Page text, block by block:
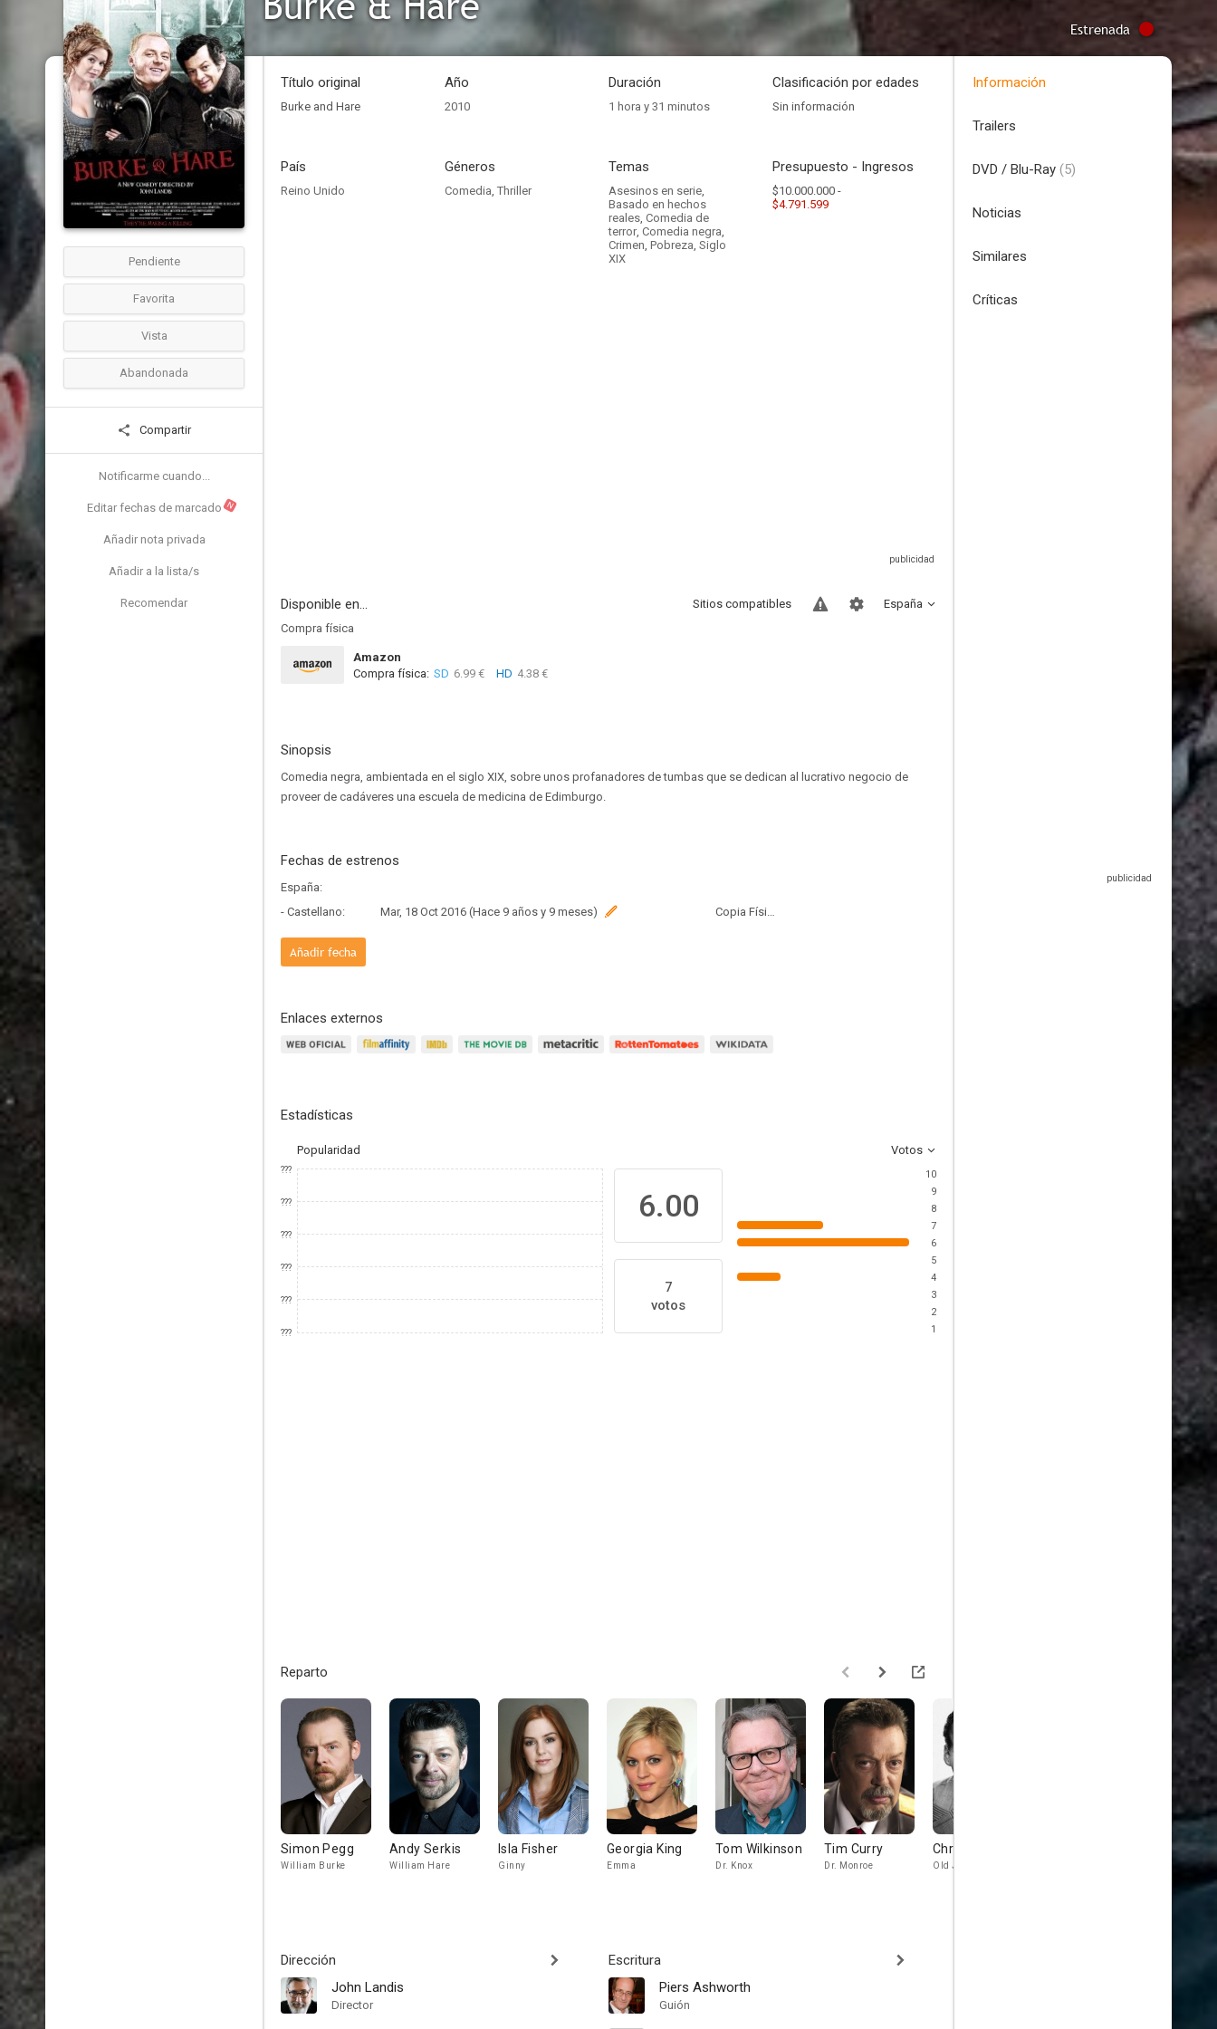
Estrenada
Pendiente
Favorita
Vista
Abandonada
Compartir
Notificarme cuando...
Editar fechas de marcado N
Añadir nota privada
Añadir a la lista/s
Recomendar
Título original
Burke and Hare
Año
2010
Duración
1 hora y 31 minutos
Clasificación por edades
Sin información
País
Reino Unido
Géneros
Comedia, Thriller
Temas
Asesinos en serie,
Basado en hechos
reales, Comedia de
terror, Comedia negra,
Crimen, Pobreza, Siglo
XIX
Presupuesto - Ingresos
$10.000.000 -
$4.791.599
Disponible en... España
Sitios compatibles
Compra física
Amazon
Compra física: SD 6.99 € HD 4.38 €
Sinopsis
Comedia negra, ambientada en el siglo XIX, sobre unos profanadores de tumbas que se dedican al lucrativo negocio de
proveer de cadáveres una escuela de medicina de Edimburgo.
Fechas de estrenos
España:
- Castellano:
Mar, 18 Oct 2016 (Hace 9 años y 9 meses) Copia Física
Añadir fecha
Enlaces externos
Estadísticas
Popularidad Votos
???
???
???
???
???
???
6.00
7
votos
10
9
8
7
6
5
4
3
2
1
Reparto
Simon Pegg
William Burke
Andy Serkis
William Hare
Isla Fisher
Ginny
Georgia King
Emma
Tom Wilkinson
Dr. Knox
Tim Curry
Dr. Monroe
Christopher Lee
Old Joseph
Bill Bailey
Dirección
John Landis
Director
Escritura
Piers Ashworth
Guión
Información
Trailers
DVD / Blu-Ray (5)
Noticias
Similares
Críticas